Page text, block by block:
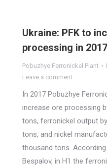
Ukraine: PFK to
processing in 2017
Pobuzhye Ferronickel Plant
Leave a comment
In 2017 Pobuzhye
increase ore processing
tons, ferronickel output
tons, and nickel
thousand tons.
Bespalov, in H1 the